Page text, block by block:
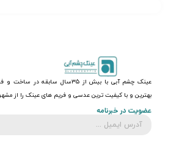
عینک چشم آبی با بیش از ۳۵سال
بهترین و با کیفیت ترین عدسی و فریم های عینک را از
عضویت در خبرنامه